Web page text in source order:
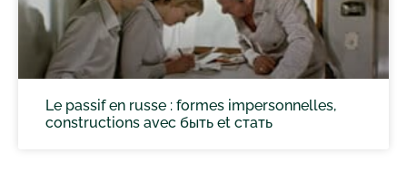
Le passif en russe : formes impersonnelles,
constructions avec быть et стать